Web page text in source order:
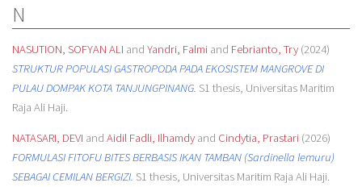
N
NASUTION, SOFYAN ALI and Yandri, Falmiand Febrianto, Try(2024)
STRUKTUR POPULASI GASTROPODA PADA EKOSISTEM MANGROVE DI
PULAU DOMPAK KOTA TANJUNGPINANG. S1 thesis, Universitas Maritim
Raja Ali Haji.
NATASARI, DEVI and Aidil Fadli, Ilhamdyand Cindytia, Prastari(2026)
FORMULASI FITOFU BITES BERBASIS IKAN TAMBAN (Sardinella lemuru)
SEBAGAI CEMILAN BERGIZI. S1 thesis, Universitas Maritim Raja Ali Haji.